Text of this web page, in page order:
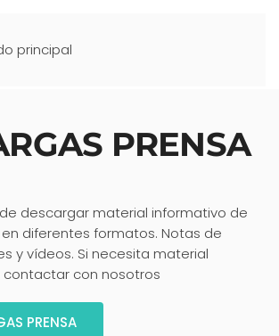
principal
PRENSA
descargar material informativo de
diferentes formatos. Notas de
y vídeos. Si necesita material
con nosotros
PRENSA